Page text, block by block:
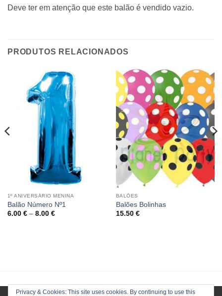
Deve ter em atenção que este balão é vendido vazio.
PRODUTOS RELACIONADOS
1º ANIVERSÁRIO MENINA
Balão Número Nº1
6.00 €– 8.00 €
BALÕES
Balões Bolinhas
15.50 €
Privacy & Cookies: This site uses cookies. By continuing to use this